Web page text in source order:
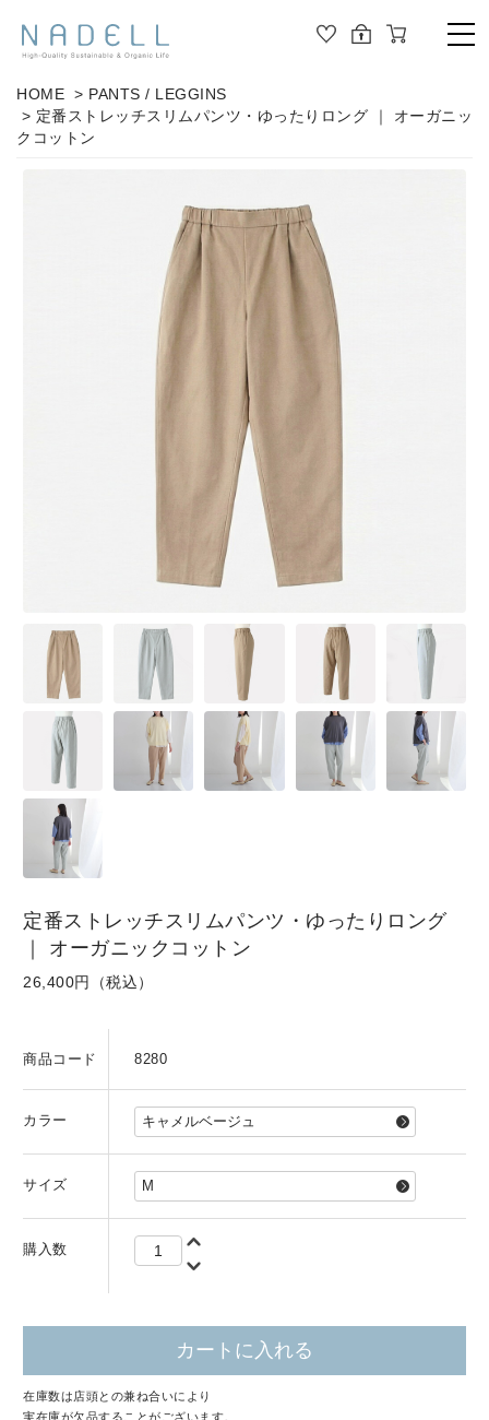
TOP
PRODUCT
CUT&SEWN
PANTS / LEGGINS
HOME > PANTS / LEGGINS
> 定番ストレッチスリムパンツ・ゆったりロング ｜ オーガニッ
クコットン
定番ストレッチスリムパンツ・ゆったりロング
｜ オーガニックコットン
26,400円（税込）
商品コード 8280
カラー
サイズ
購入数
カートに入れる
在庫数は店頭との兼ね合いにより
実在庫が欠品することがございます。